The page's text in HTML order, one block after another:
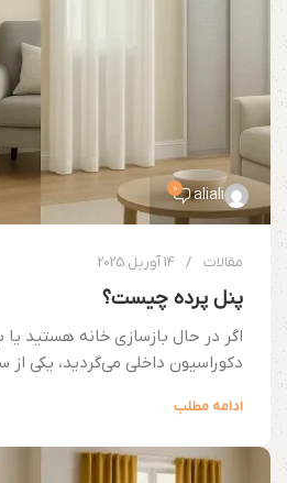
aliali
0
مقالات 14 آوریل 2025
پنل پرده چیست؟
اگر در حال بازسازی خانه هستید یا
دکوراسیون داخلی می‌گردید، یکی از
ادامه مطلب